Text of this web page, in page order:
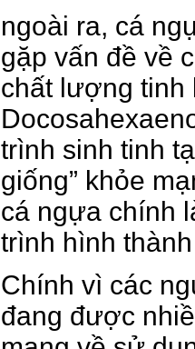
ngoài ra, cá
gặp vấn đề về
chất lượng tinh
trình sinh tinh
giống” khỏe
cá ngựa chính
trình hình
Chính vì các
đang được